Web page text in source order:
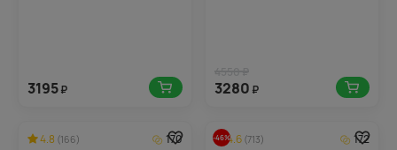
3195₽ 3280 ₽
4.8 (166)
170
-46%4.6 (713)
172